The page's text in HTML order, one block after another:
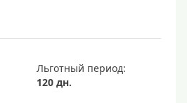
Льготный период:
120 дн.